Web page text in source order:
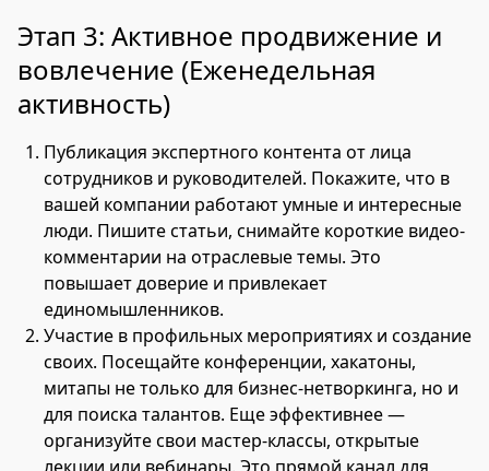
Этап 3: Активное продвижение и
вовлечение (Еженедельная
активность)
Публикация экспертного контента от лица
сотрудников и руководителей. Покажите, что в
вашей компании работают умные и интересные
люди. Пишите статьи, снимайте короткие видео-
комментарии на отраслевые темы. Это
повышает доверие и привлекает
единомышленников.
Участие в профильных мероприятиях и создание
своих. Посещайте конференции, хакатоны,
митапы не только для бизнес-нетворкинга, но и
для поиска талантов. Еще эффективнее —
организуйте свои мастер-классы, открытые